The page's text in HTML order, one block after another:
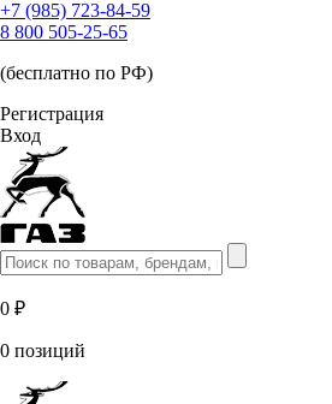
+7 (985) 723-84-59
8 800 505-25-65
(бесплатно по РФ)
Регистрация
Вход
0 ₽
0 позиций